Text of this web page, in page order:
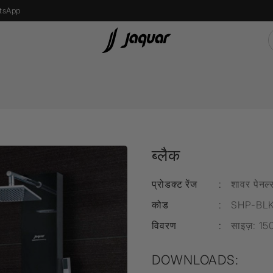
Bollard Light
Wall Recessed
ब्लैक
प्रोडक्ट रेंज :
शावर
कोड
:
SHP-
विवरण
: साइज़:
DOWNLOADS: